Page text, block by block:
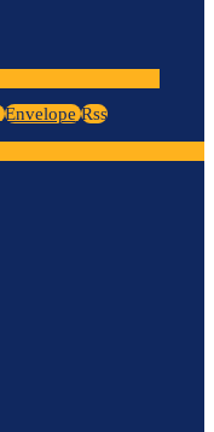
Envelope Rss